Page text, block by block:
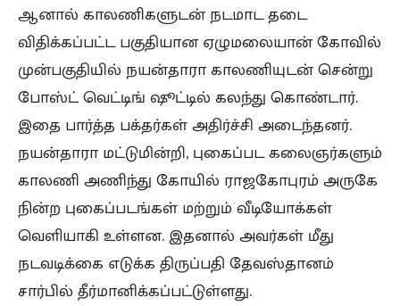
ஆனால் காலணிகளுடன் நடமாட தடை
விதிக்கப்பட்ட பகுதியான ஏழுமலையான் கோவில்
முன்பகுதியில் நயன்தாரா காலணியுடன் சென்று
போஸ்ட் வெட்டிங் ஷூட்டில் கலந்து கொண்டார்.
இதை பார்த்த பக்தர்கள் அதிர்ச்சி அடைந்தனர்.
நயன்தாரா மட்டுமின்றி, புகைப்பட கலைஞர்களும்
காலணி அணிந்து கோயில் ராஜகோபுரம் அருகே
நின்ற புகைப்படங்கள் மற்றும் வீடியோக்கள்
வெளியாகி உள்ளன. இதனால் அவர்கள் மீது
நடவடிக்கை எடுக்க திருப்பதி தேவஸ்தானம்
சார்பில் தீர்மானிக்கப்பட்டுள்ளது.